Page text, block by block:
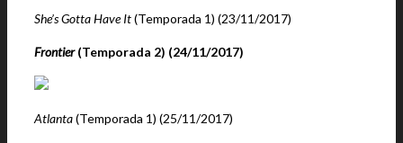
She’s Gotta Have It(Temporada 1) (23/11/2017)
Frontier(Temporada 2) (24/11/2017)
Atlanta(Temporada 1) (25/11/2017)